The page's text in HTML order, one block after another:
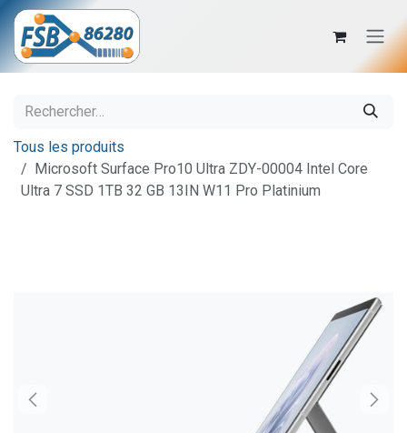
Se rendre au contenu
Tous les produits
Microsoft Surface Pro10 Ultra ZDY-00004 Intel Core
Ultra 7 SSD 1TB 32 GB 13IN W11 Pro Platinium